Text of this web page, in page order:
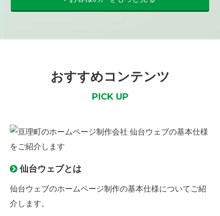
おすすめコンテンツ
PICK UP
仙台ウェブとは
仙台ウェブのホームページ制作の基本仕様についてご紹
介します。